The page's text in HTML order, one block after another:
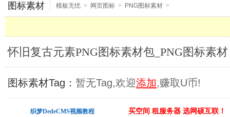
图标素材 模板无忧 > 网页图标 > PNG图标素材 >
怀旧复古元素PNG图标素材包_PNG图标素材
图标素材Tag： 暂无Tag,欢迎添加,赚取U币!
织梦DedeCMS视频教程 买空间 租服务器 选网硕互联！